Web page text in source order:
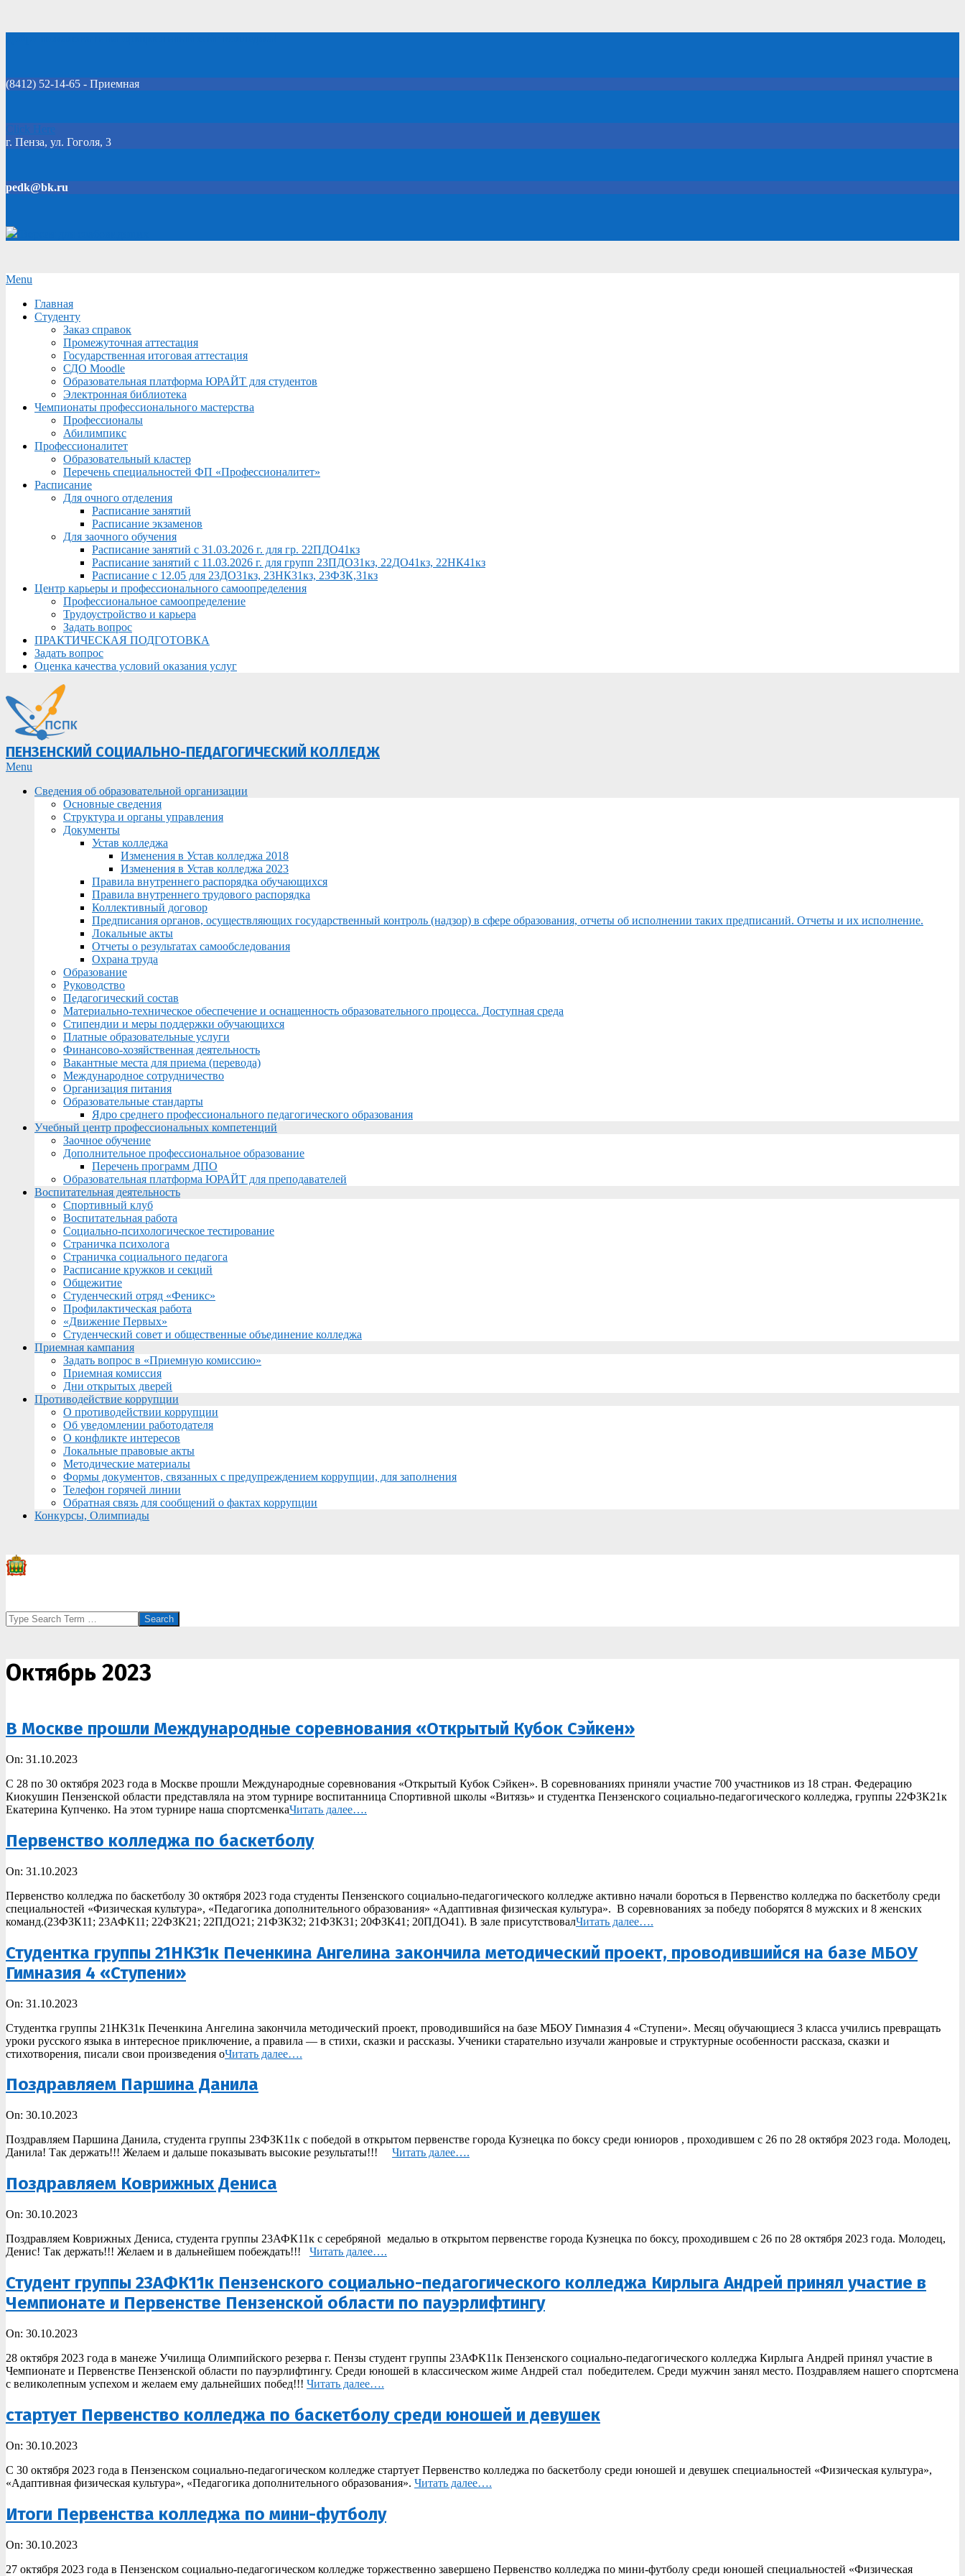
(8412) 52-14-65 - Приемная
Click Here
г. Пенза, ул. Гоголя, 3
pedk@bk.ru
Secondary
Menu
Menu
Главная
Студенту
Заказ справок
Промежуточная аттестация
Государственная итоговая аттестация
СДО Moodle
Образовательная платформа ЮРАЙТ для студентов
Электронная библиотека
Чемпионаты профессионального мастерства
Профессионалы
Абилимпикс
Профессионалитет
Образовательный кластер
Перечень специальностей ФП «Профессионалитет»
Расписание
Для очного отделения
Расписание занятий
Расписание экзаменов
Для заочного обучения
Расписание занятий с 31.03.2026 г. для гр. 22ПДО41кз
Расписание занятий с 11.03.2026 г. для групп 23ПДО31кз, 22ДО41кз, 22НК41кз
Расписание с 12.05 для 23ДО31кз, 23НК31кз, 23ФЗК,31кз
Центр карьеры и профессионального самоопределения
Профессиональное самоопределение
Трудоустройство и карьера
Задать вопрос
ПРАКТИЧЕСКАЯ ПОДГОТОВКА
Задать вопрос
Оценка качества условий оказания услуг
ПЕНЗЕНСКИЙ СОЦИАЛЬНО-ПЕДАГОГИЧЕСКИЙ КОЛЛЕДЖ
Primary
Menu
Menu
Сведения об образовательной организации
Основные сведения
Структура и органы управления
Документы
Устав колледжа
Изменения в Устав колледжа 2018
Изменения в Устав колледжа 2023
Правила внутреннего распорядка обучающихся
Правила внутреннего трудового распорядка
Коллективный договор
Предписания органов, осуществляющих государственный контроль (надзор) в сфере образования, отчеты об исполнении таких предписаний. Отчеты и их исполнение.
Локальные акты
Отчеты о результатах самообследования
Охрана труда
Образование
Руководство
Педагогический состав
Материально-техническое обеспечение и оснащенность образовательного процесса. Доступная среда
Стипендии и меры поддержки обучающихся
Платные образовательные услуги
Финансово-хозяйственная деятельность
Вакантные места для приема (перевода)
Международное сотрудничество
Организация питания
Образовательные стандарты
Ядро среднего профессионального педагогического образования
Учебный центр профессиональных компетенций
Заочное обучение
Дополнительное профессиональное образование
Перечень программ ДПО
Образовательная платформа ЮРАЙТ для преподавателей
Воспитательная деятельность
Спортивный клуб
Воспитательная работа
Социально-психологическое тестирование
Страничка психолога
Страничка социального педагога
Расписание кружков и секций
Общежитие
Студенческий отряд «Феникс»
Профилактическая работа
«Движение Первых»
Студенческий совет и общественные объединение колледжа
Приемная кампания
Задать вопрос в «Приемную комиссию»
Приемная комиссия
Дни открытых дверей
Противодействие коррупции
О противодействии коррупции
Об уведомлении работодателя
О конфликте интересов
Локальные правовые акты
Методические материалы
Формы документов, связанных с предупреждением коррупции, для заполнения
Телефон горячей линии
Обратная связь для сообщений о фактах коррупции
Конкурсы, Олимпиады
Search
Октябрь 2023
В Москве прошли Международные соревнования «Открытый Кубок Сэйкен»
2023-
31
On: 31.10.2023
С 28 по 30 октября 2023 года в Москве прошли Международные соревнования «Открытый Кубок Сэйкен». В соревнованиях приняли участие 700 участников из 18 стран. Федерацию
Киокушин Пензенской области представляла на этом турнире воспитанница Спортивной школы «Витязь» и студентка Пензенского социально-педагогического колледжа, группы 22ФЗК21к
Екатерина Купченко. На этом турнире наша спортсменкаЧитать далее….
Первенство колледжа по баскетболу
2023-
31
On: 31.10.2023
Первенство колледжа по баскетболу 30 октября 2023 года студенты Пензенского социально-педагогического колледже активно начали бороться в Первенство колледжа по баскетболу среди
специальностей «Физическая культура», «Педагогика дополнительного образования» «Адаптивная физическая культура». В соревнованиях за победу поборятся 8 мужских и 8 женских
команд.(23ФЗК11; 23АФК11; 22ФЗК21; 22ПДО21; 21ФЗК32; 21ФЗК31; 20ФЗК41; 20ПДО41). В зале присутствовалЧитать далее….
Студентка группы 21НК31к Печенкина Ангелина закончила методический проект, проводившийся на базе МБОУ
Гимназия 4 «Ступени»
2023-
31
On: 31.10.2023
Студентка группы 21НК31к Печенкина Ангелина закончила методический проект, проводившийся на базе МБОУ Гимназия 4 «Ступени». Месяц обучающиеся 3 класса учились превращать
уроки русского языка в интересное приключение, а правила — в стихи, сказки и рассказы. Ученики старательно изучали жанровые и структурные особенности рассказа, сказки и
стихотворения, писали свои произведения оЧитать далее….
Поздравляем Паршина Данила
2023-
30
On: 30.10.2023
Поздравляем Паршина Данила, студента группы 23ФЗК11к с победой в открытом первенстве города Кузнецка по боксу среди юниоров , проходившем с 26 по 28 октября 2023 года. Молодец,
Данила! Так держать!!! Желаем и дальше показывать высокие результаты!!! Читать далее….
Поздравляем Коврижных Дениса
2023-
30
On: 30.10.2023
Поздравляем Коврижных Дениса, студента группы 23АФК11к с серебряной медалью в открытом первенстве города Кузнецка по боксу, проходившем с 26 по 28 октября 2023 года. Молодец,
Денис! Так держать!!! Желаем и в дальнейшем побеждать!!! Читать далее….
Студент группы 23АФК11к Пензенского социально-педагогического колледжа Кирлыга Андрей принял участие в
Чемпионате и Первенстве Пензенской области по пауэрлифтингу
2023-
30
On: 30.10.2023
28 октября 2023 года в манеже Училища Олимпийского резерва г. Пензы студент группы 23АФК11к Пензенского социально-педагогического колледжа Кирлыга Андрей принял участие в
Чемпионате и Первенстве Пензенской области по пауэрлифтингу. Среди юношей в классическом жиме Андрей стал победителем. Среди мужчин занял место. Поздравляем нашего спортсмена
с великолепным успехом и желаем ему дальнейших побед!!! Читать далее….
стартует Первенство колледжа по баскетболу среди юношей и девушек
2023-
30
On: 30.10.2023
С 30 октября 2023 года в Пензенском социально-педагогическом колледже стартует Первенство колледжа по баскетболу среди юношей и девушек специальностей «Физическая культура»,
«Адаптивная физическая культура», «Педагогика дополнительного образования». Читать далее….
Итоги ️Первенства колледжа по мини-футболу
2023-
30
On: 30.10.2023
27 октября 2023 года в Пензенском социально-педагогическом колледже торжественно завершено Первенство колледжа по мини-футболу среди юношей специальностей «Физическая